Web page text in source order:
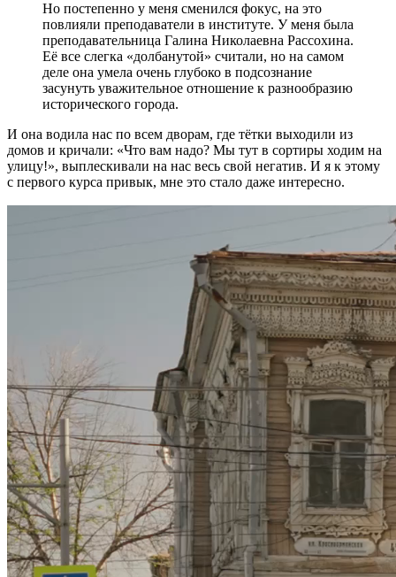
Но постепенно у меня сменился фокус, на это
повлияли преподаватели в институте. У меня была
преподавательница Галина Николаевна Рассохина.
Её все слегка «долбанутой» считали, но на самом
деле она умела очень глубоко в подсознание
засунуть уважительное отношение к разнообразию
исторического города.
И она водила нас по всем дворам, где тётки выходили из
домов и кричали: «Что вам надо? Мы тут в сортиры ходим на
улицу!», выплескивали на нас весь свой негатив. И я к этому
с первого курса привык, мне это стало даже интересно.